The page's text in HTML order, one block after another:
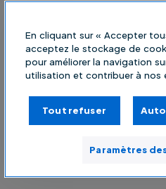
En cliquant sur « Accepter
acceptez le stockage de
pour améliorer la navigation
utilisation et contribuer à nos
Tout refuser
Paramètres